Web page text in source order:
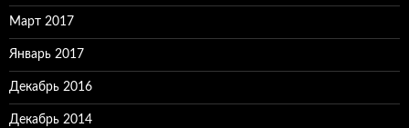
Март 2017
Январь 2017
Декабрь 2016
Декабрь 2014